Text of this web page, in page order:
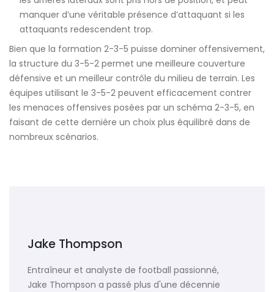
manquer d’une véritable présence d’attaquant si les
attaquants redescendent trop.
Bien que la formation 2-3-5 puisse dominer offensivement,
la structure du 3-5-2 permet une meilleure couverture
défensive et un meilleur contrôle du milieu de terrain. Les
équipes utilisant le 3-5-2 peuvent efficacement contrer
les menaces offensives posées par un schéma 2-3-5, en
faisant de cette dernière un choix plus équilibré dans de
nombreux scénarios.
Jake Thompson
Entraîneur et analyste de football passionné,
Jake Thompson a passé plus d'une décennie